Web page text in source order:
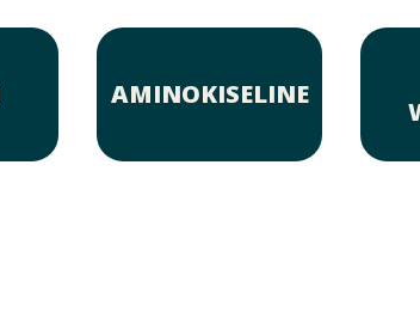
AMINOKISELINE